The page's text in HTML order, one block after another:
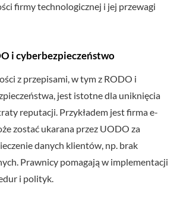
firmy technologicznej i jej przewagi
i cyberbezpieczeństwo
z przepisami, w tym z RODO i
jest istotne dla uniknięcia
reputacji. Przykładem jest firma e-
zostać ukarana przez UODO za
danych klientów, np. brak
Prawnicy pomagają w implementacji
i polityk.